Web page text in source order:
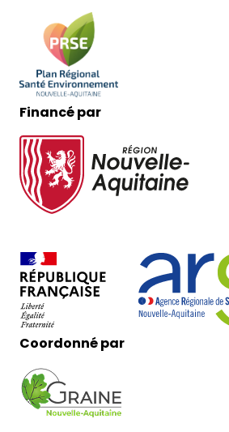
Financé par
Coordonné par